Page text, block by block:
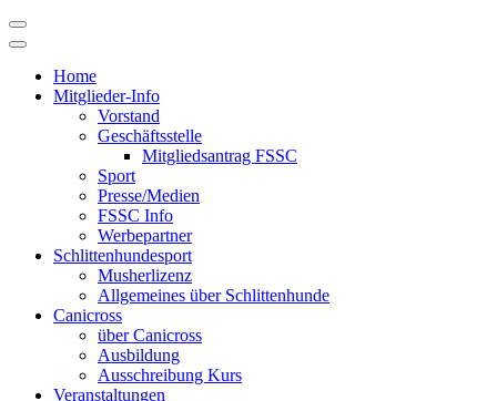
Skip
to
Home
Mitglieder-Info
Vorstand
Geschäftsstelle
Mitgliedsantrag FSSC
Sport
Presse/Medien
FSSC Info
Werbepartner
Schlittenhundesport
Musherlizenz
Allgemeines über Schlittenhunde
Canicross
über Canicross
Ausbildung
Ausschreibung Kurs
Veranstaltungen